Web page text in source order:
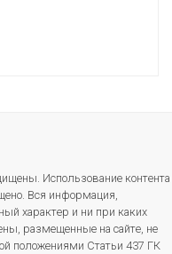
Использование контента
Вся информация,
характер и ни при каких
размещенные на сайте, не
положениями Статьи 437 ГК